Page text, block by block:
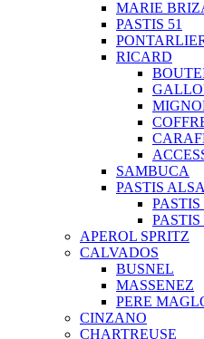
MARIE
PASTIS 51
RICARD
SAMBUCA
PASTIS
APEROL SPRITZ
CALVADOS
BUSNEL
MASSENEZ
PERE
CINZANO
CHARTREUSE